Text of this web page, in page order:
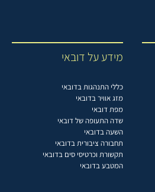
מידע על דובאי
כללי התנהגות בדובאי
מזג אוויר בדובאי
מפת דובאי
שדה התעופה של דובאי
השעה בדובאי
תחבורה ציבורית בדובאי
תקשורת וכרטיסי סים בדובאי
המטבע בדובאי